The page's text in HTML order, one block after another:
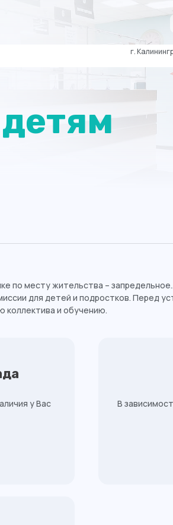
г.
по месту жительства –
для детей и подростков. Перед
и обучению.
у Вас
В